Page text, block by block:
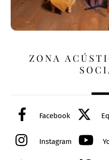
ZONA
Facebook
Instagram